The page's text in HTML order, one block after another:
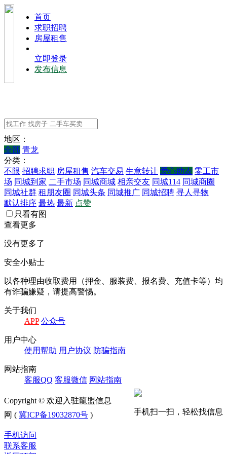
⾸⻚
求职招聘
房屋租售
立即登录
发布信息
地区：
全部 青龙
分类：
不限 招聘求职 房屋租售 汽车交易 生意转让 爱心助农 零工市
场 同城到家 二手市场 同城商城 相亲交友 同城114 同城商圈
同城社群 租朋友圈 同城头条 同城推广 同城招聘 寻人寻物
默认排序 最热 最新 点赞
只看有图
查看更多
没有更多了
安全小贴士
以各种理由收取费⽤（押⾦、服装费、报名费、充值卡等）均
有诈骗嫌疑，请提⾼警惕。
关于我们
APP 公众号
⽤户中⼼
使⽤帮助 ⽤户协议 防骗指南
⽹站指南
客服QQ 客服微信 ⽹站指南
手机扫一扫，轻松找信息
Copyright © 欢迎入驻龍盟信息
网 ( 冀ICP备19032870号 )
手机访问
联系客服